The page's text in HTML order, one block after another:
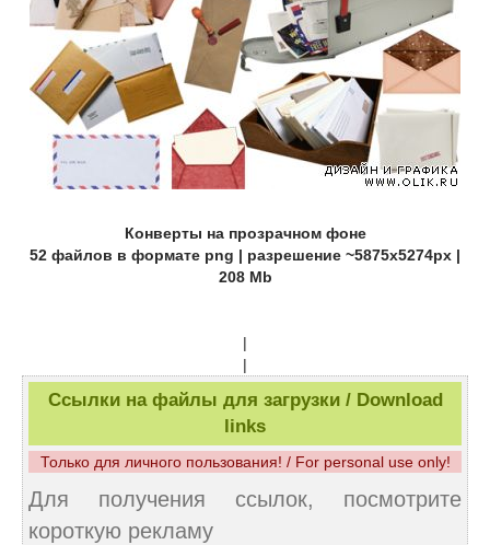
Конверты на прозрачном фоне
52 файлов в формате png | разрешение ~5875x5274px |
208 Mb
|
|
Ссылки на файлы для загрузки / Download
links
Только для личного пользования! / For personal use only!
Для получения ссылок, посмотрите
короткую рекламу